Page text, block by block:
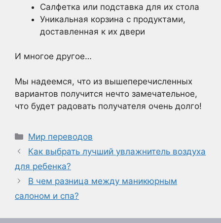
Салфетка или подставка для их стола
Уникальная корзина с продуктами,
доставленная к их двери
И многое другое…
Мы надеемся, что из вышеперечисленных
вариантов получится нечто замечательное,
что будет радовать получателя очень долго!
Рубрики
Мир переводов
Как выбрать лучший увлажнитель воздуха
для ребенка?
В чем разница между маникюрным
салоном и спа?